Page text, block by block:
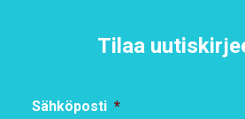
Tilaa
Sähköposti *